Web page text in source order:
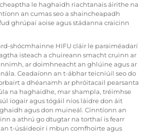
le haghaidh riachtanais áirithe na
an cumas seo a shaincheapadh
ghrúpaí aoise agus stádanna craicinn
shócmhainne HIFU cláir le paraiméadarí
isteach a chuireann smacht cruinn ar
ar doimhneacht an ghlúine agus ar
Ceadaíonn an t-ábhar teicniúil seo do
a dhéanamh ar phróitacail pearsanta
na haghaidhe, mar shampla, tréimhse
íogair agus tógáil níos láidre don áit
agus don muineál. Cinntíonn an
a athrú go dtugtar na torthaí is fearr
t-úsáideoir i mbun comfhoirte agus